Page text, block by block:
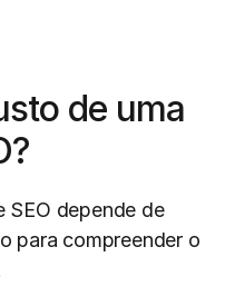
de uma
SEO depende de
para compreender o